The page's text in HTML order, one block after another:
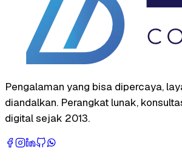
Pengalaman yang bisa dipercaya,
diandalkan. Perangkat lunak,
digital sejak 2013.